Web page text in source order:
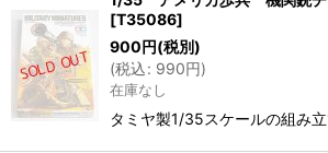
[T35086]
900円(税別)
(税込: 990円)
在庫なし
タミヤ製1/35スケールの組み立